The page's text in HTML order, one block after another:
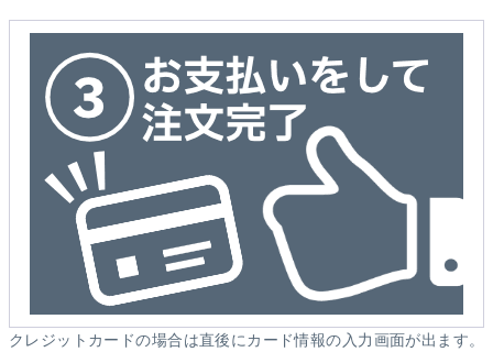
クレジットカードの場合は直後にカード情報の入力画面が出ます。